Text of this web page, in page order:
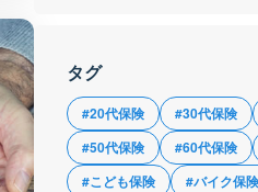
タグ
#20代保険 #30代保険
#50代保険
#60代保険
#こども保険
#バイク保険